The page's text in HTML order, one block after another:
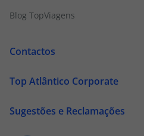
Blog TopViagens
Contactos
Top Atlântico Corporate
Sugestões e Reclamações